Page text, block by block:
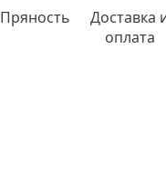
Пряность
Доставка
оплата